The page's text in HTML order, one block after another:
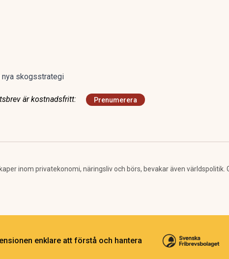
nya skogsstrategi
är kostnadsfritt: Prenumerera
inom privatekonomi, näringsliv och börs, bevakar även
enklare att förstå och hantera